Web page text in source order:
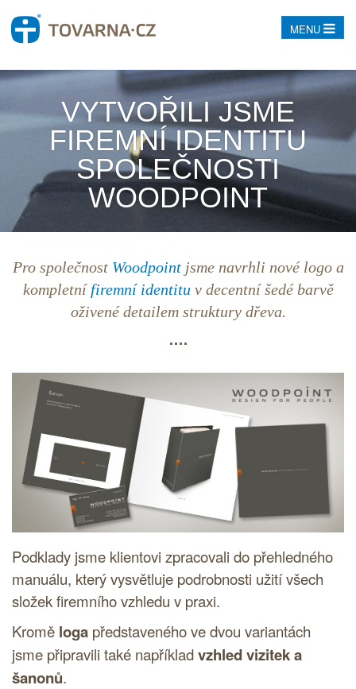
MENU
VYTVOŘILI JSME
FIREMNÍ IDENTITU
SPOLEČNOSTI
WOODPOINT
Pro společnost Woodpointjsme navrhli nové logoa
kompletní firemní identituv decentní šedé barvě
oživené detailem struktury dřeva.
Podklady jsme klientovi zpracovali do přehledného
manuálu, který vysvětluje podrobnosti užití všech
složek firemního vzhledu v praxi.
Kromě loga představeného ve dvou variantách
jsme připravili také napříkladvzhled vizitek a
šanonů.